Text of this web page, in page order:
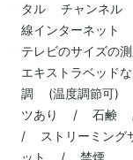
タル チャン
線インターネ
テレビのサイズ
エキストラベッ
調 (温度調節
ツあり / 石鹸 /
/ ストリーミング
ット / 禁煙